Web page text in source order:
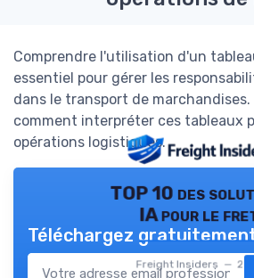
Comprendre l'utilisation d'un
essentiel pour gérer les
dans le transport de marchandises.
comment interpréter ces tableaux
opérations logistiques.
TOP 10 des
IA pour le
Freight Insiders —
Téléchargez